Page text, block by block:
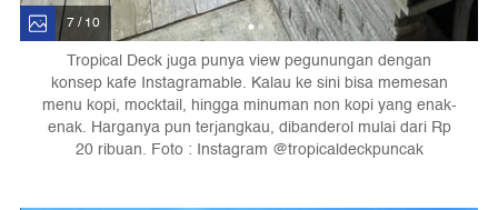
7 / 10
Tropical Deck juga punya view pegunungan dengan
konsep kafe Instagramable. Kalau ke sini bisa memesan
menu kopi, mocktail, hingga minuman non kopi yang enak-
enak. Harganya pun terjangkau, dibanderol mulai dari Rp
20 ribuan. Foto : Instagram @tropicaldeckpuncak